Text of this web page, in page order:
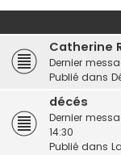
Catherine
Dernier
Publié dans
décés
Dernier
14:30
Publié dans